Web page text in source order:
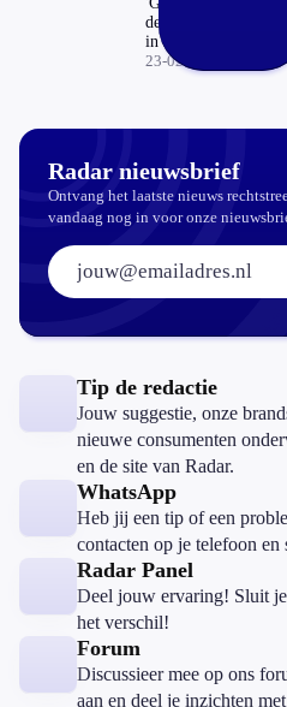
deze periode niet
in rietgedekt
huis'
23-02-2018
Radar nieuwsbrief
Ontvang het laatste nieuws
vandaag nog in voor onze
E-mailadres:
Tip de redactie
Jouw suggestie, onze
nieuwe consumenten
en de site van Radar.
WhatsApp
Heb jij een tip of een
contacten op je telefoon en
Radar Panel
Deel jouw ervaring! Sluit
het verschil!
Forum
Discussieer mee op ons
aan en deel je inzichten